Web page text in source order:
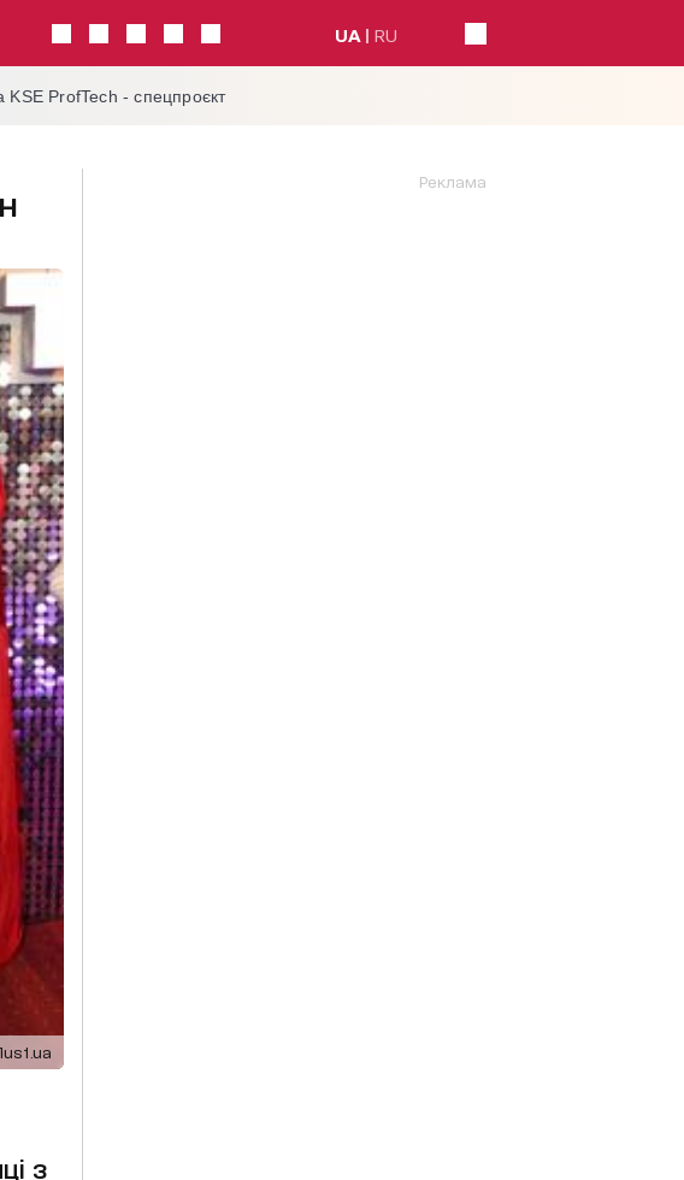
UA RU
ProfTech - спецпроєкт
з
Реклама